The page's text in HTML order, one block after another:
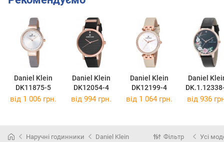
Daniel Klein
DK11875-5
Daniel Klein
DK12054-4
Daniel Klein
DK12199-4
Daniel
від 1 006 грн. від 994 грн. від 1 064 грн. від 936
Наручні годинники Daniel Klein Фільтр Усі